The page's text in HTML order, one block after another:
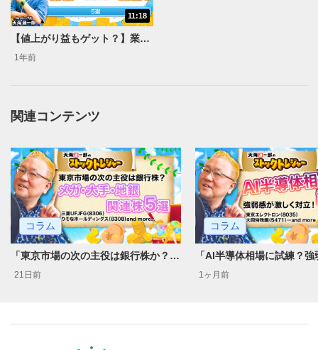
6
画質/再生速度の設定
画質の選択/再生速度の変更ができます。
動画が全画面で表示されます。再度クリックすると元
11:18
【値上がり益もゲット？】業績強気見通し×高配当株5選 ＜天海源一郎のGet!インカムゲイン!＞
1年前
関連コンテンツ
コラム
「東京市場の次の主役は銀行株か？メガ・大手・地銀5選」天海源一郎
21日前
コラム
1ヶ月前